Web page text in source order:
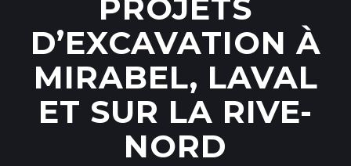
PROJETS
D’EXCAVATION À
MIRABEL, LAVAL
ET SUR LA RIVE-
NORD